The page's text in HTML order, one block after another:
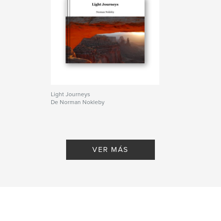
Light Journeys
De Norman Nokleby
VER MÁS